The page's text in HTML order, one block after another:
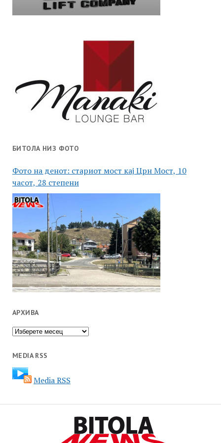
БИТОЛА НИЗ ФОТО
Фото на денот: стариот мост кај Црн Мост, 10
часот, 28 степени
АРХИВА
Архива
MEDIA RSS
Media RSS